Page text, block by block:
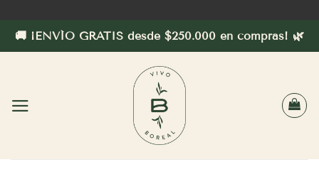
contenido
🚚 ¡ENVÍO GRATIS desde $250.000 en compras! 🌿